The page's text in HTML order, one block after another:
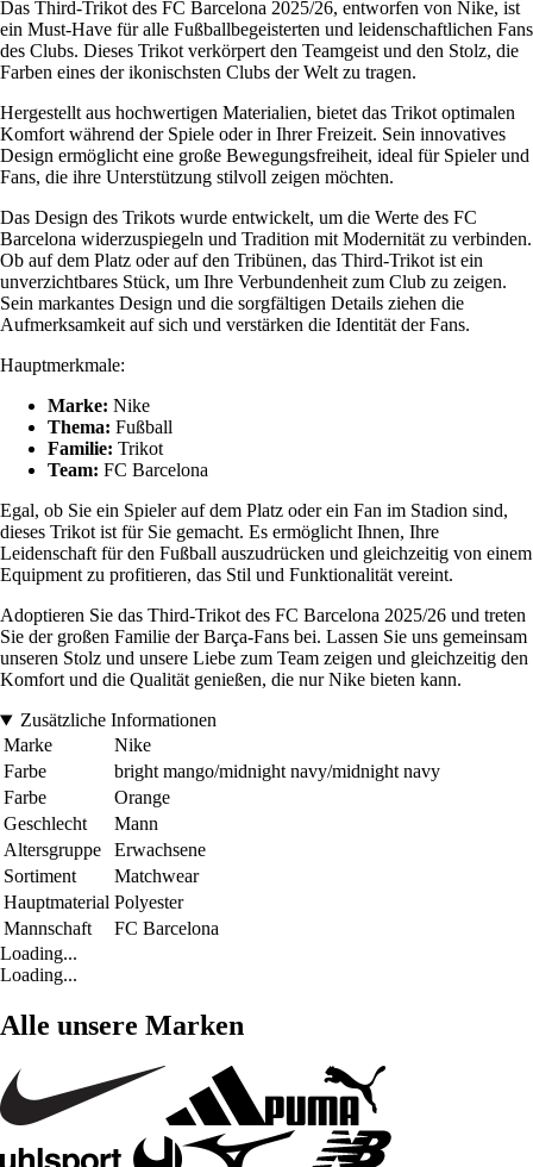
Das Third-Trikot des FC Barcelona 2025/26, entworfen von Nike, ist
ein Must-Have für alle Fußballbegeisterten und leidenschaftlichen Fans
des Clubs. Dieses Trikot verkörpert den Teamgeist und den Stolz, die
Farben eines der ikonischsten Clubs der Welt zu tragen.
Hergestellt aus hochwertigen Materialien, bietet das Trikot optimalen
Komfort während der Spiele oder in Ihrer Freizeit. Sein innovatives
Design ermöglicht eine große Bewegungsfreiheit, ideal für Spieler und
Fans, die ihre Unterstützung stilvoll zeigen möchten.
Das Design des Trikots wurde entwickelt, um die Werte des FC
Barcelona widerzuspiegeln und Tradition mit Modernität zu verbinden.
Ob auf dem Platz oder auf den Tribünen, das Third-Trikot ist ein
unverzichtbares Stück, um Ihre Verbundenheit zum Club zu zeigen.
Sein markantes Design und die sorgfältigen Details ziehen die
Aufmerksamkeit auf sich und verstärken die Identität der Fans.
Hauptmerkmale:
Marke: Nike
Thema: Fußball
Familie: Trikot
Team: FC Barcelona
Egal, ob Sie ein Spieler auf dem Platz oder ein Fan im Stadion sind,
dieses Trikot ist für Sie gemacht. Es ermöglicht Ihnen, Ihre
Leidenschaft für den Fußball auszudrücken und gleichzeitig von einem
Equipment zu profitieren, das Stil und Funktionalität vereint.
Adoptieren Sie das Third-Trikot des FC Barcelona 2025/26 und treten
Sie der großen Familie der Barça-Fans bei. Lassen Sie uns gemeinsam
unseren Stolz und unsere Liebe zum Team zeigen und gleichzeitig den
Komfort und die Qualität genießen, die nur Nike bieten kann.
Zusätzliche Informationen
Marke
Nike
Farbe
bright mango/midnight navy/midnight navy
Farbe
Orange
Geschlecht
Mann
Altersgruppe
Erwachsene
Sortiment
Matchwear
Hauptmaterial Polyester
Mannschaft
FC Barcelona
Loading...
Loading...
Alle unsere Marken